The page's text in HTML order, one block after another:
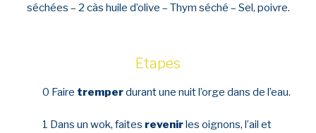
séchées – 2 càs huile d’olive – Thym séché – Sel, poivre.
Etapes
0 Faire tremperdurant une nuit l’orge dans de l’eau.
1 Dans un wok, faites revenir les oignons, l’ail et